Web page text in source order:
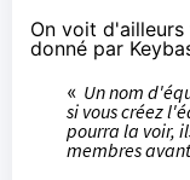
On voit
donné par
« Un nom
si vous créez
pourra la voir,
membres